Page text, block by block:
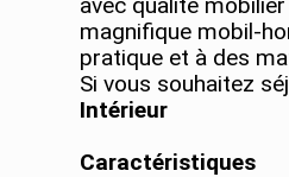
magnifique mobil-
pratique et à des
Si vous souhaitez
Intérieur
Caractéristiques